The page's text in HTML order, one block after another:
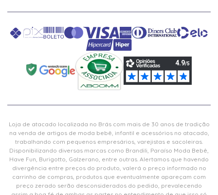
Loja de atacado localizada no Brás com mais de 30 anos de tradição
na venda de artigos de moda bebê, infantil e acessórios no atacado,
trabalhando com pequenos empresários, varejistas e sacoleiras.
Disponibilizando diversas marcas como Brandili, Paraíso Moda Bebê,
Have Fun, Burigotto, Galzerano, entre outras. Alertamos que havendo
divergência entre preços do produto, valerá o preço informado no
carrinho de compras, produtos que eventualmente apareçam com
preço zerado serão desconsiderados do pedido, prevalecendo